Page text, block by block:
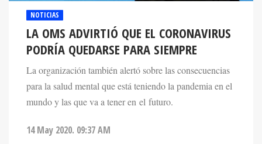
LA OMS ADVIRTIÓ QUE EL CORONAVIRUS
PODRÍA QUEDARSE PARA SIEMPRE
La organización también alertó sobre las consecuencias
para la salud mental que está teniendo la pandemia en el
mundo y las que va a tener en el futuro.